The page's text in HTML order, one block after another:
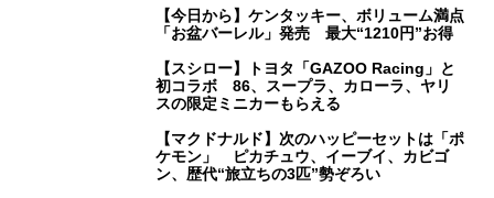
【今日から】ケンタッキー、ボリューム満点
「お盆バーレル」発売 最大“1210円”お得
【スシロー】トヨタ「GAZOO Racing」と
初コラボ 86、スープラ、カローラ、ヤリ
スの限定ミニカーもらえる
【マクドナルド】次のハッピーセットは「ポ
ケモン」 ピカチュウ、イーブイ、カビゴ
ン、歴代“旅立ちの3匹”勢ぞろい